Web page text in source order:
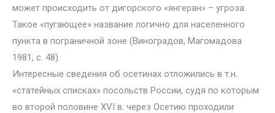
может происходить от дигорского «янгеран» – угроза.
Такое «пугающее» название логично для населенного
пункта в пограничной зоне (Виноградов, Магомадова
1981, с. 48).
Интересные сведения об осетинах отложились в т.н.
«статейных списках» посольств России, судя по которым
во второй половине XVI в. через Осетию проходили